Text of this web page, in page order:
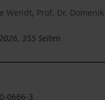
Wendt, Prof. Dr.
355 Seiten
0666-3